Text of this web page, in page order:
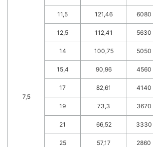
7,5
11,5 121,46 6080
12,5 112,41 5630
14 100,75 5050
15,4 90,96 4560
17 82,61 4140
19 73,3 3670
21 66,52 3330
25 57,17 2860